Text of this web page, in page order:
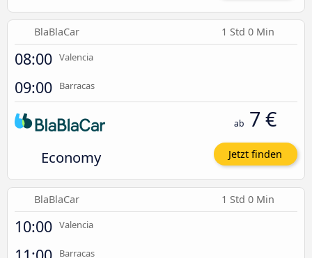
BlaBlaCar 1 Std 0 Min
08:00 Valencia
09:00 Barracas
Economy
ab 7 €
Jetzt finden
BlaBlaCar 1 Std 0 Min
10:00 Valencia
Barracas